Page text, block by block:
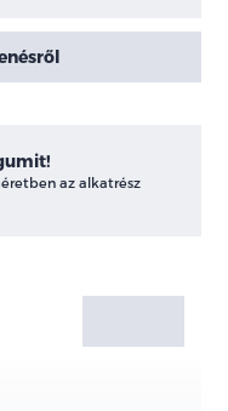
az alkatrész